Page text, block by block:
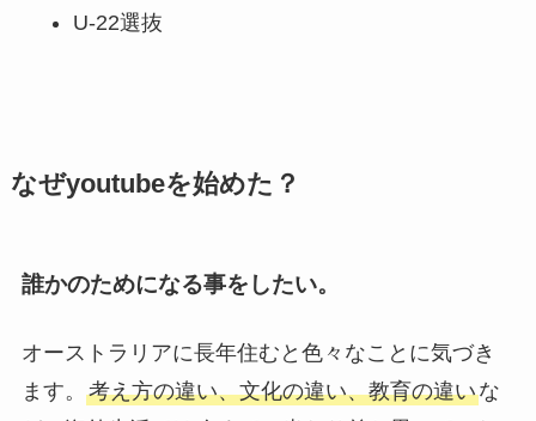
U-22選抜
なぜyoutubeを始めた？
誰かのためになる事をしたい。
オーストラリアに長年住むと色々なことに気づき
ます。 考え方の違い、文化の違い、教育の違いな